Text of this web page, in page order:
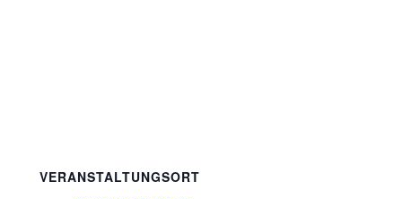
VERANSTALTUNGSORT